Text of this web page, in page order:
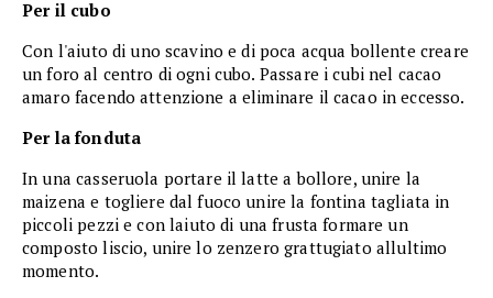
Per il cubo
Con l'aiuto di uno scavino e di poca acqua bollente creare
un foro al centro di ogni cubo. Passare i cubi nel cacao
amaro facendo attenzione a eliminare il cacao in eccesso.
Per la fonduta
In una casseruola portare il latte a bollore, unire la
maizena e togliere dal fuoco unire la fontina tagliata in
piccoli pezzi e con laiuto di una frusta formare un
composto liscio, unire lo zenzero grattugiato allultimo
momento.